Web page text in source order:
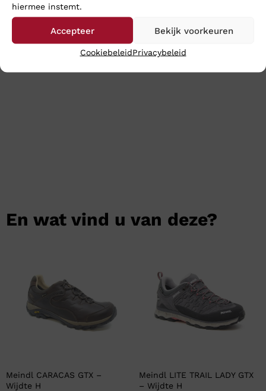
hiermee instemt.
Accepteer Bekijk voorkeuren
CookiebeleidPrivacybeleid
nog dezelfde dag en meestal heeft u uw aankopen
binnen 24 uur binnen.
En wat vind u van deze?
Meindl CARACAS GTX –
Wijdte H
Meindl LITE TRAIL LADY GTX
– Wijdte H